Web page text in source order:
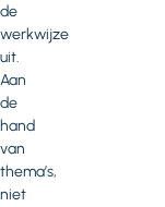
de
werkwijze
uit.
Aan
de
hand
van
thema’s,
niet